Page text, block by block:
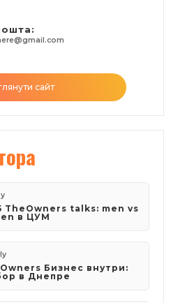
сайт
TheOwners talks: men vs
в ЦУМ
Бизнес внутри:
в Днепре